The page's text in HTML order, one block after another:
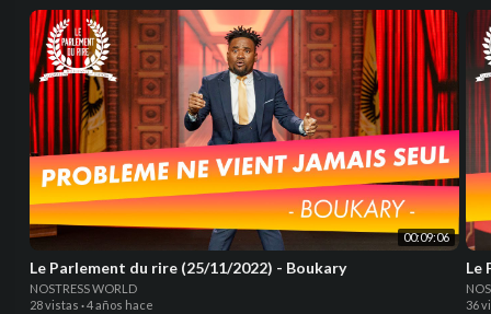
00:09:06
Le Parlement du rire (25/11/2022) - Boukary
NOSTRESS WORLD
28 vistas ·4 años hace
Le
36